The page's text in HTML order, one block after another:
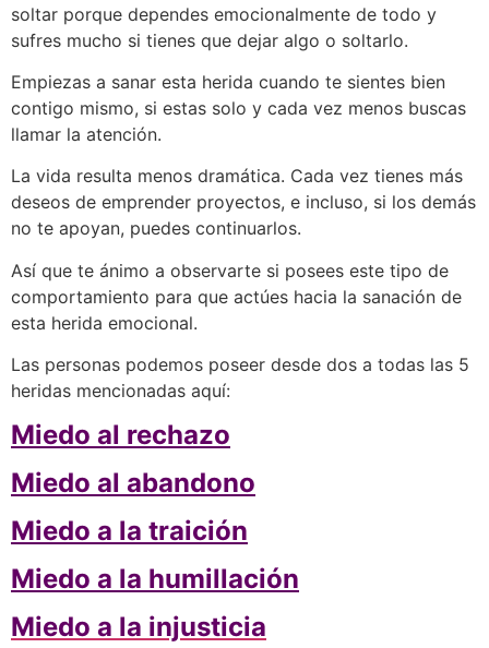
soltar porque dependes emocionalmente de todo y
sufres mucho si tienes que dejar algo o soltarlo.
Empiezas a sanar esta herida cuando te sientes bien
contigo mismo, si estas solo y cada vez menos buscas
llamar la atención.
La vida resulta menos dramática. Cada vez tienes más
deseos de emprender proyectos, e incluso, si los demás
no te apoyan, puedes continuarlos.
Así que te ánimo a observarte si posees este tipo de
comportamiento para que actúes hacia la sanación de
esta herida emocional.
Las personas podemos poseer desde dos a todas las 5
heridas mencionadas aquí:
Miedo al rechazo
Miedo al abandono
Miedo a la traición
Miedo a la humillación
Miedo a la injusticia